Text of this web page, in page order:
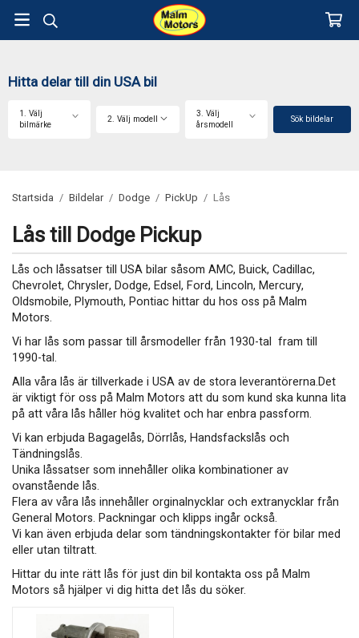
Hitta delar till din USA bil
1. Välj
bilmärke
2. Välj modell
3. Välj
årsmodell
Sök bildelar
Startsida / Bildelar / Dodge / PickUp / Lås
Lås till Dodge Pickup
Lås och låssatser till USA bilar såsom AMC, Buick, Cadillac,
Chevrolet, Chrysler, Dodge, Edsel, Ford, Lincoln, Mercury,
Oldsmobile, Plymouth, Pontiac hittar du hos oss på Malm
Motors.
Vi har lås som passar till årsmodeller från 1930-tal fram till
1990-tal.
Alla våra lås är tillverkade i USA av de stora leverantörerna.Det
är viktigt för oss på Malm Motors att du som kund ska kunna lita
på att våra lås håller hög kvalitet och har enbra passform.
Vi kan erbjuda Bagagelås, Dörrlås, Handsfackslås och
Tändningslås.
Unika låssatser som innehåller olika kombinationer av
ovanstående lås.
Flera av våra lås innehåller orginalnycklar och extranycklar från
General Motors. Packningar och klipps ingår också.
​​​​​​​Vi kan även erbjuda delar som tändningskontakter för bilar med
eller utan tiltratt.
Hittar du inte rätt lås för just din bil kontakta oss på Malm
Motors så hjälper vi dig hitta det lås du söker.